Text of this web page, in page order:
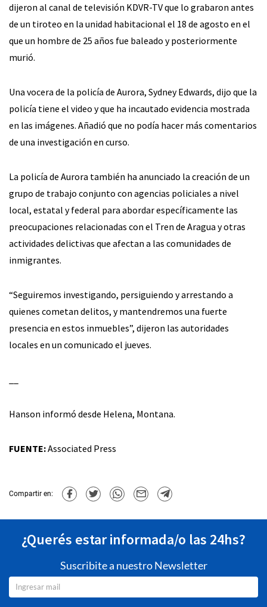
dijeron al canal de televisión KDVR-TV que lo grabaron antes
de un tiroteo en la unidad habitacional el 18 de agosto en el
que un hombre de 25 años fue baleado y posteriormente
murió.
Una vocera de la policía de Aurora, Sydney Edwards, dijo que la
policía tiene el video y que ha incautado evidencia mostrada
en las imágenes. Añadió que no podía hacer más comentarios
de una investigación en curso.
La policía de Aurora también ha anunciado la creación de un
grupo de trabajo conjunto con agencias policiales a nivel
local, estatal y federal para abordar específicamente las
preocupaciones relacionadas con el Tren de Aragua y otras
actividades delictivas que afectan a las comunidades de
inmigrantes.
“Seguiremos investigando, persiguiendo y arrestando a
quienes cometan delitos, y mantendremos una fuerte
presencia en estos inmuebles”, dijeron las autoridades
locales en un comunicado el jueves.
Hanson informó desde Helena, Montana.
FUENTE:Associated Press
Compartir en:
¿Querés estar informada/o las 24hs?
Suscribite a nuestro Newsletter